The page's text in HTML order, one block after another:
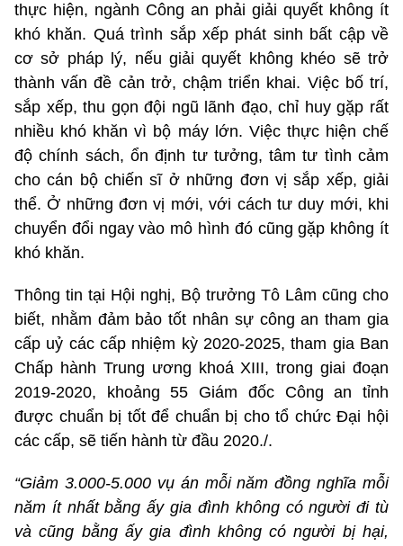
thực hiện, ngành Công an phải giải quyết không ít
khó khăn. Quá trình sắp xếp phát sinh bất cập về
cơ sở pháp lý, nếu giải quyết không khéo sẽ trở
thành vấn đề cản trở, chậm triển khai. Việc bố trí,
sắp xếp, thu gọn đội ngũ lãnh đạo, chỉ huy gặp rất
nhiều khó khăn vì bộ máy lớn. Việc thực hiện chế
độ chính sách, ổn định tư tưởng, tâm tư tình cảm
cho cán bộ chiến sĩ ở những đơn vị sắp xếp, giải
thể. Ở những đơn vị mới, với cách tư duy mới, khi
chuyển đổi ngay vào mô hình đó cũng gặp không ít
khó khăn.
Thông tin tại Hội nghị, Bộ trưởng Tô Lâm cũng cho
biết, nhằm đảm bảo tốt nhân sự công an tham gia
cấp uỷ các cấp nhiệm kỳ 2020-2025, tham gia Ban
Chấp hành Trung ương khoá XIII, trong giai đoạn
2019-2020, khoảng 55 Giám đốc Công an tỉnh
được chuẩn bị tốt để chuẩn bị cho tổ chức Đại hội
các cấp, sẽ tiến hành từ đầu 2020./.
“Giảm 3.000-5.000 vụ án mỗi năm đồng nghĩa mỗi
năm ít nhất bằng ấy gia đình không có người đi tù
và cũng bằng ấy gia đình không có người bị hại,